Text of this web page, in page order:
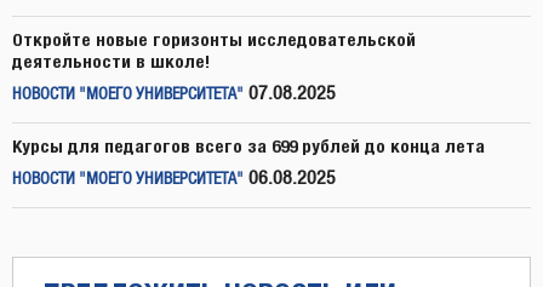
Откройте новые горизонты исследовательской
деятельности в школе!
НОВОСТИ "МОЕГО УНИВЕРСИТЕТА" 07.08.2025
Курсы для педагогов всего за 699 рублей до конца лета
НОВОСТИ "МОЕГО УНИВЕРСИТЕТА" 06.08.2025